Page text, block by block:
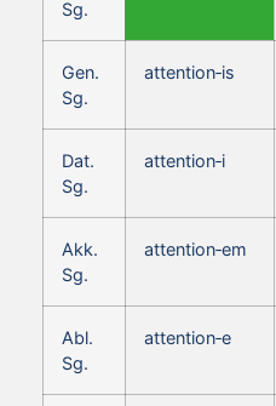
Sg.
Gen.
Sg.
attention‑is
Dat.
Sg.
attention‑i
Akk.
Sg.
attention‑em
Abl.
Sg.
attention‑e